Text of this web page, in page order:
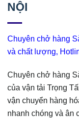
NỘI
Chuyên chở hàng
và chất lượng,
Chuyên chở hàng
của vận tải Trọng
vận chuyển hàng
nhanh chóng và ân